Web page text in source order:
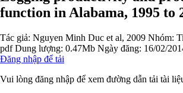
function in Alabama, 1995 to
Tác giả: Nguyen Minh Duc et al, 2009 Nhóm:
pdf Dung lượng: 0.47Mb Ngày đăng: 16/02/
Đăng nhập để tải
Vui lòng đăng nhập để xem đường dẫn tải tài